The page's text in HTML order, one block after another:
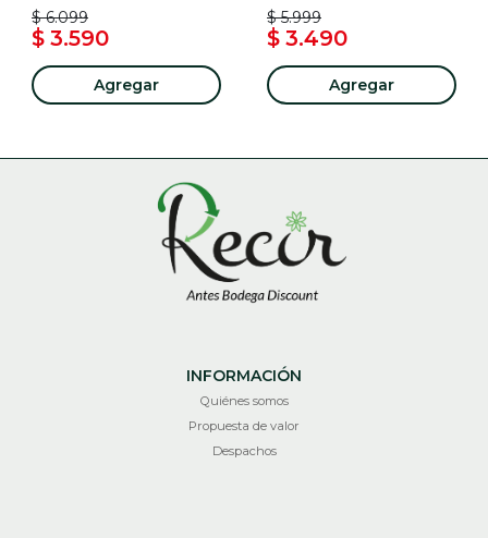
$ 6.099
$ 3.590
Agregar
$ 5.999
$ 3.490
Agregar
INFORMACIÓN
Quiénes somos
Propuesta de valor
Despachos